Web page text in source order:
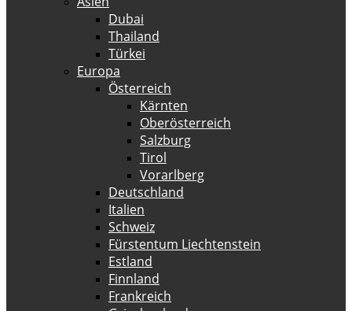
Dubai
Thailand
Türkei
Europa
Österreich
Kärnten
Oberösterreich
Salzburg
Tirol
Vorarlberg
Deutschland
Italien
Schweiz
Fürstentum Liechtenstein
Estland
Finnland
Frankreich